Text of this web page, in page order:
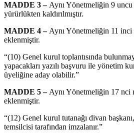
MADDE 3 – Aynı Yönetmeliğin 9 uncu
yürürlükten kaldırılmıştır.
MADDE 4 – Aynı Yönetmeliğin 11 inci
eklenmiştir.
“(10) Genel kurul toplantısında
yapacakları yazılı başvuru ile yönetim
üyeliğine aday olabilir.”
MADDE 5 – Aynı Yönetmeliğin 17 nci
eklenmiştir.
“(12) Genel kurul tutanağı divan
temsilcisi tarafından imzalanır.”